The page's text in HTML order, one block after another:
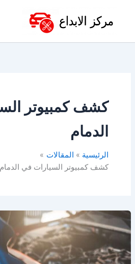
كشف كمبيوتر
الدمام
الرئيسية
المقالات
كشف كمبيوتر السيارات في الدمام
مركز
فحص
سيارات
في